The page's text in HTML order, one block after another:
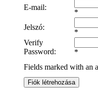
E-mail:
*
Jelszó:
*
Verify
Password:
*
Fields marked with an
Fiók létrehozása